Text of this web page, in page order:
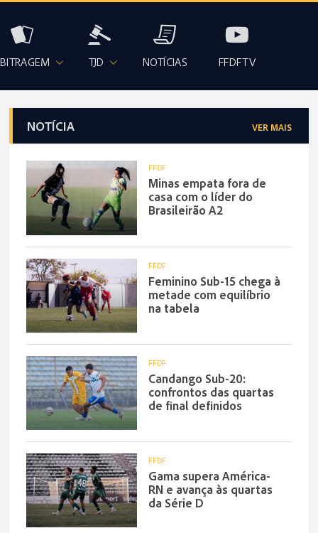
TJD NOTÍCIAS FFDFTV
NOTÍCIA VER MAIS
FFDF
Minas empata fora de
casa com o líder do
Brasileirão A2
FFDF
Feminino Sub-15 chega à
metade com equilíbrio
na tabela
FFDF
Candango Sub-20:
confrontos das quartas
de final definidos
FFDF
Gama supera América-
RN e avança às quartas
da Série D